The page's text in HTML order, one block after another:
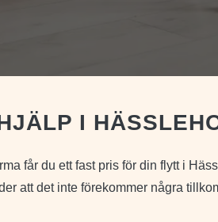
I
får du ett fast pris för din flytt i
att det inte förekommer några